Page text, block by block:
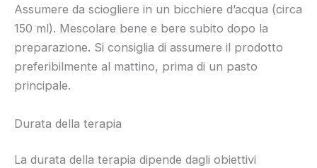
Assumere da sciogliere in un bicchiere d’acqua (circa
150 ml). Mescolare bene e bere subito dopo la
preparazione. Si consiglia di assumere il prodotto
preferibilmente al mattino, prima di un pasto
principale.
Durata della terapia
La durata della terapia dipende dagli obiettivi